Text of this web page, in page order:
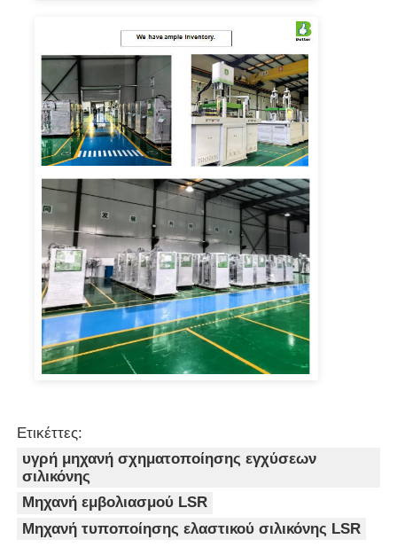
Ετικέττες:
υγρή μηχανή σχηματοποίησης εγχύσεων
σιλικόνης
Μηχανή εμβολιασμού LSR
Μηχανή τυποποίησης ελαστικού σιλικόνης LSR